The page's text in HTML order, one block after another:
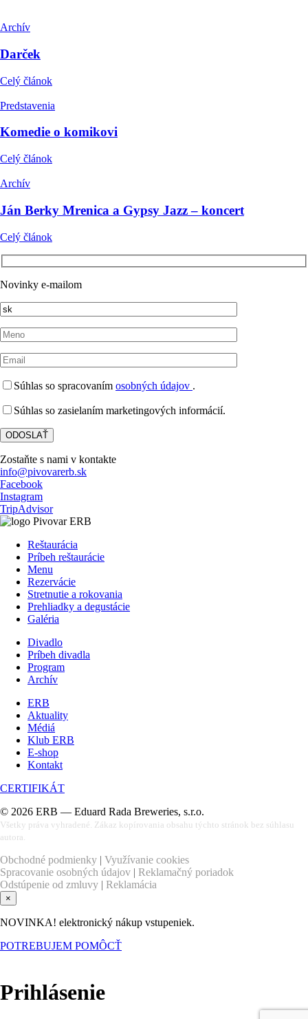
Archív
Darček
Celý článok
Predstavenia
Komedie o komikovi
Celý článok
Archív
Ján Berky Mrenica a Gypsy Jazz – koncert
Celý článok
Novinky e-mailom
Súhlas so spracovaním osobných údajov .
Súhlas so zasielaním marketingových informácií.
Zostaňte s nami v kontakte
info@pivovarerb.sk
Facebook
Instagram
TripAdvisor
Reštaurácia
Príbeh reštaurácie
Menu
Rezervácie
Stretnutie a rokovania
Prehliadky a degustácie
Galéria
Divadlo
Príbeh divadla
Program
Archív
ERB
Aktuality
Médiá
Klub ERB
E-shop
Kontakt
CERTIFIKÁT
© 2026 ERB — Eduard Rada Breweries, s.r.o.
Všetky práva vyhradené. Zákaz kopírovania obsahu týchto stránok bez súhlasu
autora.
Obchodné podmienky | Využívanie cookies
Spracovanie osobných údajov | Reklamačný poriadok
Odstúpenie od zmluvy | Reklamácia
×
NOVINKA! elektronický nákup vstupeniek.
POTREBUJEM POMÔCŤ
Prihlásenie